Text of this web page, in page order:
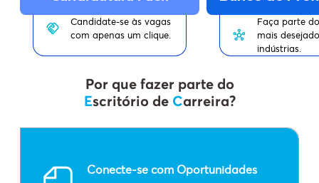
Candidate-se às vagas
com apenas um clique.
Faça parte
mais
indústrias.
Por que fazer parte do
Escritório de Carreira?
Conecte-se com Oportunidades
Conecte-secom